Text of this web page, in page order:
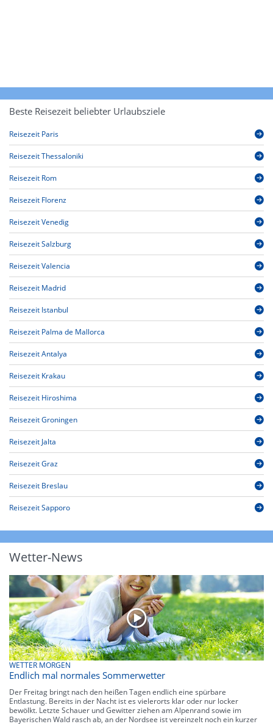
Beste Reisezeit beliebter Urlaubsziele
Reisezeit Paris
Reisezeit Thessaloniki
Reisezeit Rom
Reisezeit Florenz
Reisezeit Venedig
Reisezeit Salzburg
Reisezeit Valencia
Reisezeit Madrid
Reisezeit Istanbul
Reisezeit Palma de Mallorca
Reisezeit Antalya
Reisezeit Krakau
Reisezeit Hiroshima
Reisezeit Groningen
Reisezeit Jalta
Reisezeit Graz
Reisezeit Breslau
Reisezeit Sapporo
Wetter-News
WETTER MORGEN
Endlich mal normales Sommerwetter
Der Freitag bringt nach den heißen Tagen endlich eine spürbare
Entlastung. Bereits in der Nacht ist es vielerorts klar oder nur locker
bewölkt. Letzte Schauer und Gewitter ziehen am Alpenrand sowie im
Bayerischen Wald rasch ab, an der Nordsee ist vereinzelt noch ein kurzer